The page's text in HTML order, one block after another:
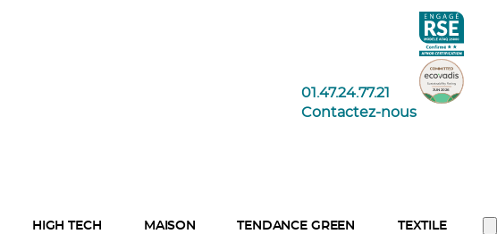
01.47.24.77.21
Contactez-nous
HIGH TECH MAISON TENDANCE GREEN TEXTILE